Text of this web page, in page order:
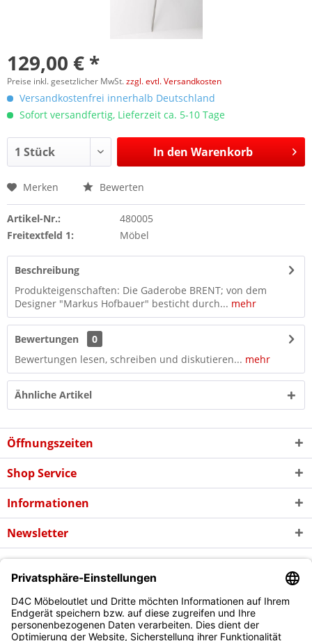
129,00 € *
Preise inkl. gesetzlicher MwSt.zzgl. evtl. Versandkosten
Versandkostenfrei innerhalb Deutschland
Sofort versandfertig, Lieferzeit ca. 5-10 Tage
In den Warenkorb
Merken Bewerten
Artikel-Nr.:
480005
Freitextfeld 1:
Möbel
Beschreibung
Produkteigenschaften: Die Gaderobe BRENT; von dem
Designer "Markus Hofbauer" besticht durch... mehr
Bewertungen
0
Bewertungen lesen, schreiben und diskutieren... mehr
Ähnliche Artikel
Öffnungszeiten
Shop Service
Informationen
Newsletter
* Alle Preise inkl. gesetzl. Mehrwertsteuer zzgl. evtl.
und
ggf. Nachnahmegebühren, wenn nicht anders beschrieben
Copyright © d4c Möbel Outlet - Alle Rechte vorbehalten